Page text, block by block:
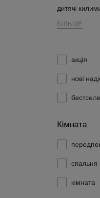
дитячі
БІЛЬШЕ
акція
нові
Кімната
спальня
кімната